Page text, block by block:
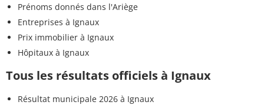
Prénoms donnés dans l'Ariège
Entreprises à Ignaux
Prix immobilier à Ignaux
Hôpitaux à Ignaux
Tous les résultats officiels à Ignaux
Résultat municipale 2026 à Ignaux